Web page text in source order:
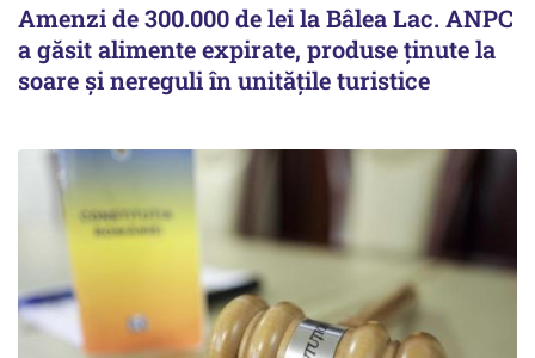
Amenzi de 300.000 de lei la Bâlea Lac. ANPC
a găsit alimente expirate, produse ținute la
soare și nereguli în unitățile turistice